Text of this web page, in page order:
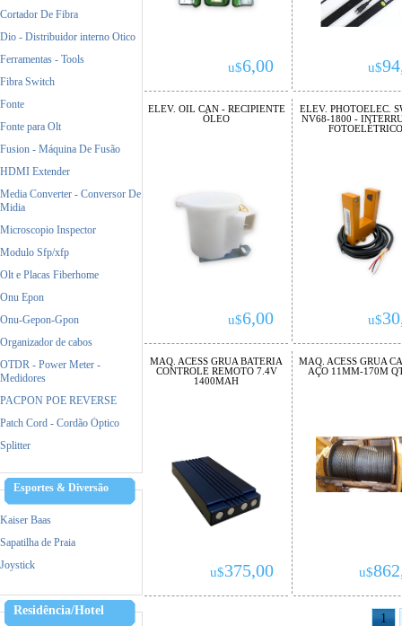
Cortador De Fibra
Dio - Distribuidor interno Otico
Ferramentas - Tools
Fibra Switch
Fonte
Fonte para Olt
Fusion - Máquina De Fusão
HDMI Extender
Media Converter - Conversor De
Midia
Microscopio Inspector
Modulo Sfp/xfp
Olt e Placas Fiberhome
Onu Epon
Onu-Gepon-Gpon
Organizador de cabos
OTDR - Power Meter -
Medidores
PACPON POE REVERSE
Patch Cord - Cordão Óptico
Splitter
Esportes & Diversão
Kaiser Baas
Sapatilha de Praia
Joystick
Residência/Hotel
u$6,00 u$
ELEV. OIL CAN - RECIPIENTE
ÓLEO
u$6,00
ELEV. PHOTOELEC.
NV68-1800 -
FOTOELÉTRICO
u$
MAQ. ACESS GRUA BATERIA
CONTROLE REMOTO 7.4V
1400MAH
u$375,00
MAQ. ACESS GRUA
AÇO 11MM-170M
u$
1